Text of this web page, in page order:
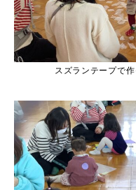
スズランテープで